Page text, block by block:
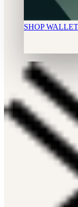
SHOP